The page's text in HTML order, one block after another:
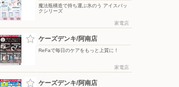
夏のスマホ＆ネット応援フェア 夏のスマホ＆ネット応援フェア
魔法瓶構造で持ち運ぶ氷のう アイスパッ
クシリーズ
家電店
ケーズデンキ/阿南店
ReFaで毎日のケアをもっと上質に！
家電店
ケーズデンキ/阿南店